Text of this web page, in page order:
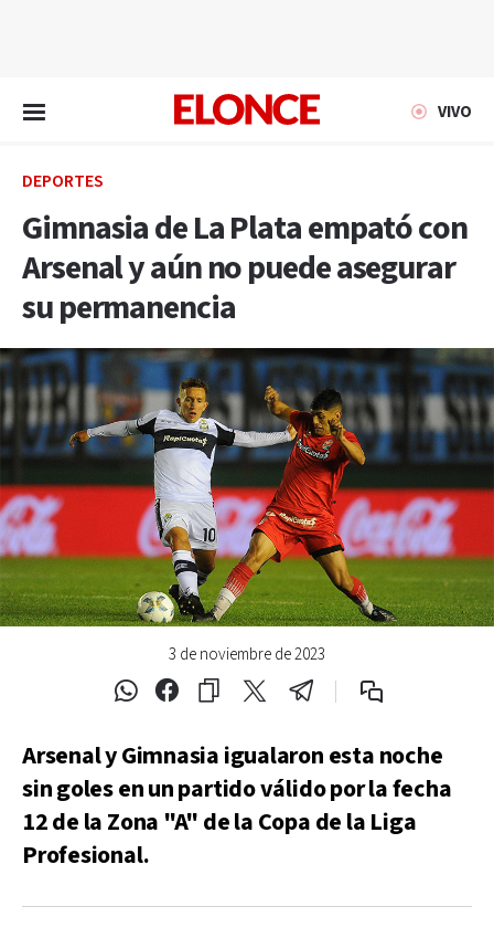
VIVO
DEPORTES
Gimnasia de La Plata empató con
Arsenal y aún no puede asegurar
su permanencia
3 de noviembre de 2023
Arsenal y Gimnasia igualaron esta noche
sin goles en un partido válido por la fecha
12 de la Zona "A" de la Copa de la Liga
Profesional.